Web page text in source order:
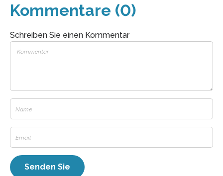
Kommentare (0)
Schreiben Sie einen Kommentar